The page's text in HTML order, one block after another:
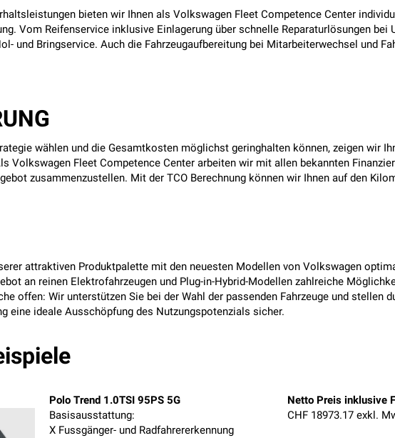
bieten wir Ihnen als Volkswagen Fleet Competence Center
Vom Reifenservice inklusive Einlagerung über schnelle Reparaturlösungen bei
und Bringservice. Auch die Fahrzeugaufbereitung bei Mitarbeiterwechsel und
wählen und die Gesamtkosten möglichst geringhalten können, zeigen wir
Volkswagen Fleet Competence Center arbeiten wir mit allen bekannten
zusammenzustellen. Mit der TCO Berechnung können wir Ihnen auf den
attraktiven Produktpalette mit den neuesten Modellen von Volkswagen
an reinen Elektrofahrzeugen und Plug-in-Hybrid-Modellen zahlreiche
offen: Wir unterstützen Sie bei der Wahl der passenden Fahrzeuge und stellen
eine ideale Ausschöpfung des Nutzungspotenzials sicher.
Polo Trend 1.0TSI 95PS 5G
Basisausstattung:
X Fussgänger- und Radfahrererkennung
Netto Preis inklusive
CHF 18973.17 exkl.